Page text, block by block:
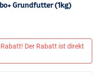
Grundfutter (1kg)
Der Rabatt ist direkt